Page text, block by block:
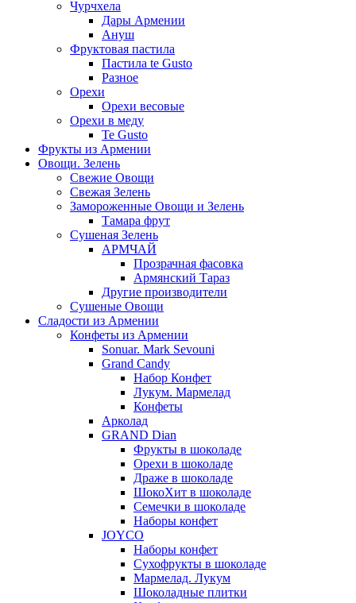
Чурчхела
Дары Армении
Ануш
Фруктовая пастила
Пастила te Gusto
Разное
Орехи
Орехи весовые
Орехи в меду
Te Gusto
Фрукты из Армении
Овощи. Зелень
Свежие Овощи
Свежая Зелень
Замороженные Овощи и Зелень
Тамара фрут
Сушеная Зелень
АРМЧАЙ
Прозрачная фасовка
Армянский Тараз
Другие производители
Сушеные Овощи
Сладости из Армении
Конфеты из Армении
Sonuar. Mark Sevouni
Grand Candy
Набор Конфет
Лукум. Мармелад
Конфеты
Арколад
GRAND Dian
Фрукты в шоколаде
Орехи в шоколаде
Драже в шоколаде
ШокоХит в шоколаде
Семечки в шоколаде
Наборы конфет
JOYCO
Наборы конфет
Сухофрукты в шоколаде
Мармелад. Лукум
Шоколадные плитки